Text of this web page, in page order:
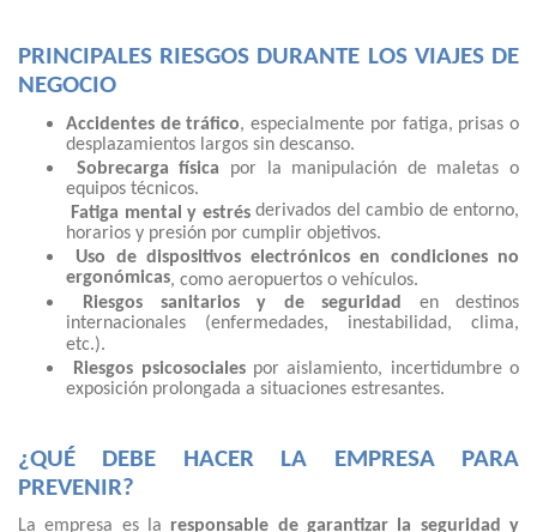
PRINCIPALES RIESGOS DURANTE LOS VIAJES DE
NEGOCIO
Accidentes de tráfico, especialmente por fatiga, prisas o
desplazamientos largos sin descanso.
Sobrecarga física por la manipulación de maletas o
equipos técnicos.
Fatiga mental y estrésderivados del cambio de entorno,
horarios y presión por cumplir objetivos.
Uso de dispositivos electrónicos en condiciones no
ergonómicas, como aeropuertos o vehículos.
Riesgos sanitarios y de seguridad en destinos
internacionales (enfermedades, inestabilidad, clima,
etc.).
Riesgos psicosocialespor aislamiento, incertidumbre o
exposición prolongada a situaciones estresantes.
¿QUÉ DEBE HACER LA EMPRESA PARA
PREVENIR?
La empresa es la responsable de garantizar la seguridad y